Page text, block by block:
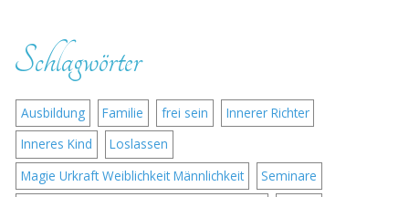
Schlagwörter
Ausbildung Familie frei sein
Innerer Richter
Inneres Kind
Loslassen
Magie Urkraft Weiblichkeit Männlichkeit
Seminare